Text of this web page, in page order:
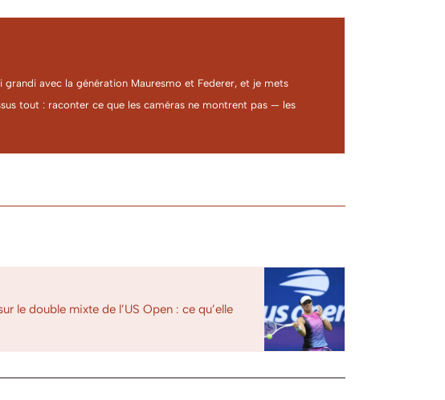
grandi avec la génération Mauresmo et Federer, et je mets
tout : raconter ce que les caméras ne montrent pas — les
le double mixte de l’US Open : ce qu’elle